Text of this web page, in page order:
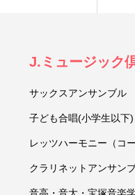
J.ミュージック
サックスアンサンブル
子ども合唱(小学生以下)
レッツハーモニー（コ
クラリネットアンサン